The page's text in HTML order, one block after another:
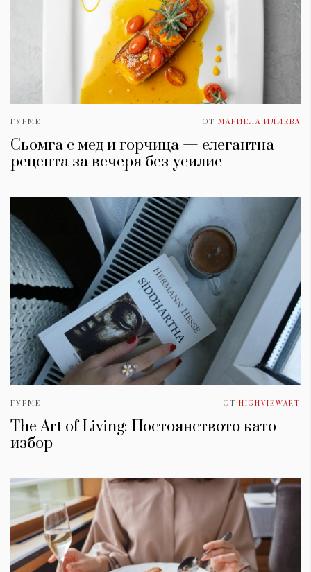
ГУРМЕ ОТ МАРИЕЛА ИЛИЕВА
Сьомга с мед и горчица — елегантна
рецепта за вечеря без усилие
ГУРМЕ ОТ HIGHVIEWART
The Art of Living: Постоянството като
избор